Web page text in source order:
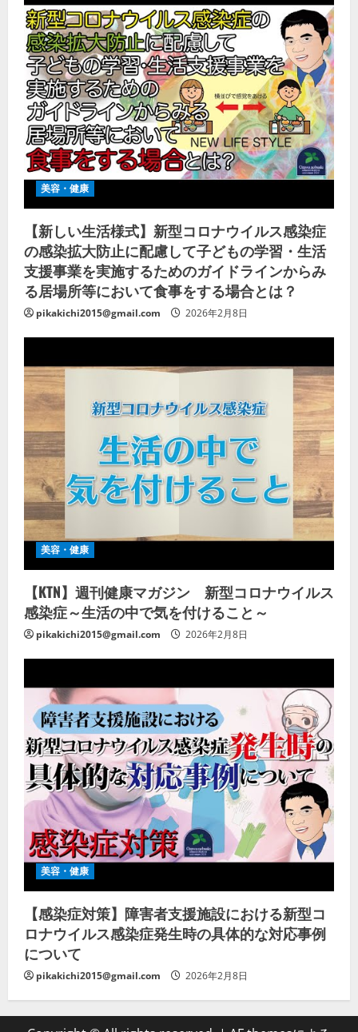
美容・健康
【新しい生活様式】新型コロナウイルス感染症
の感染拡大防止に配慮して子どもの学習・生活
支援事業を実施するためのガイドラインからみ
る居場所等において食事をする場合とは？
pikakichi2015@gmail.com 2026年2月8日
美容・健康
【KTN】週刊健康マガジン 新型コロナウイルス
感染症～生活の中で気を付けること～
pikakichi2015@gmail.com 2026年2月8日
美容・健康
【感染症対策】障害者支援施設における新型コ
ロナウイルス感染症発生時の具体的な対応事例
について
pikakichi2015@gmail.com 2026年2月8日